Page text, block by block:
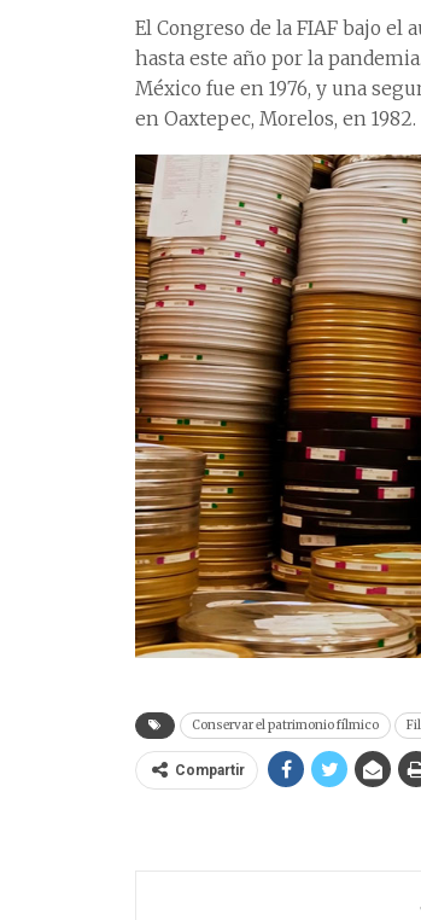
El Congreso de la FIAF bajo el
hasta este año por la
México fue en 1976, y una
en Oaxtepec, Morelos, en 1982.
Conservar el patrimonio fílmico
Compartir